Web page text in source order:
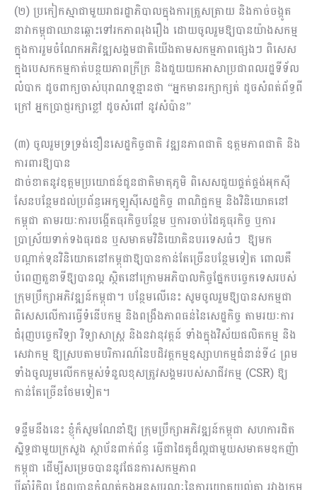
(២) ប្រកៀកស្មាជាមួយរាជរដ្ឋាភិបាលក្នុងការត្រួសត្រាយ និងកាច់ចង្កូត
នាវាកម្ពុជាឈានឆ្ពោះទៅរកភាពរុងរឿង ដោយចូលរួមឱ្យបានយ៉ាងសកម្ម
ក្នុងការរួមចំណែកអភិវឌ្ឍសង្គមជាតិយើងតាមសកម្ម​ភាព​ផ្សេងៗ ពិសេស
ក្នុងបេសកកម្មកាត់បន្ថយភាពក្រីក្រ និងជួយយកអាសាប្រជាពលរដ្ឋទីទ័ល
លំបាក ដូចពាក្យចាស់បុរាណទូន្មានថា “អ្នកមានរក្សាក្សត់ ដូចសំពត់ព័ទ្ធពី
ក្រៅ អ្នកប្រាជ្ញរក្សាខ្លៅ ដូចសំពៅ នូវសំប៉ាន”
(៣) ចូលរួមទ្រទ្រង់ខឿនសេដ្ឋកិច្ចជាតិ វឌ្ឍនភាពជាតិ ឧត្តមភាពជាតិ និង
ការពារឱ្យបាន
ដាច់ខាតនូវឧត្តមប្រយោជន៍ជូនជាតិមាតុភូមិ ពិសេសជួយផ្គត់ផ្គង់អុកស៊ី
សែនបន្ថែមដល់ប្រព័ន្ធអេកូឡូស៊ី​សេដ្ឋកិច្ច ពាណិជ្ជកម្ម និងវិនិយោគនៅ
កម្ពុជា តាមរយៈការបង្កើតធុរកិច្ចបន្ថែម ឬការចាប់ដៃគូធុរកិច្ច ឬការ
ប្រាស្រ័យ​ទាក់ទងធុរជន ឬសមាគមវិនិយោគិនបរទេសធំៗ ​ ឱ្យមក
បណ្តាក់ទុនវិនិយោគនៅកម្ពុជាឱ្យបានកាន់តែច្រើនបន្ថែមទៀត​ ពោលគឺ
បំពេញតួនាទីឱ្យបានល្អ ស្ថិតនៅក្រោមអភិបាលកិច្ចផ្នែកបច្ចេកទេសរបស់
ក្រុមប្រឹក្សា​អភិវឌ្ឍន៍​កម្ពុជា។ បន្ថែម​លើនេះ សូមចូលរួម​ឱ្យបាន​សកម្មជា​
ពិសេស​លើការធ្វើទំនើបកម្ម និងពង្រឹងភាពធន់នៃសេដ្ឋកិច្ច តាមរយៈការ​
ជំរុញ​​បច្ចេក​វិទ្យា វិទ្យាសាស្រ្ត និងនវានុវត្តន៍ ទាំងក្នុងវិស័យផលិតកម្ម និង
សេវាកម្ម ឱ្យស្របតាម​បរិការណ៍​នៃ​បដិវត្តកម្ម​ឧស្សាហកម្ម​ជំនាន់​ទី៤ ព្រម
ទាំងចូលរួមលើកកម្ពស់ទំនួលខុសត្រូវសង្គមរបស់សាជីវកម្ម (CSR) ឱ្យ
កាន់តែច្រើនថែមទៀត។
ទន្ទឹមនឹងនេះ ខ្ញុំក៏សូមណែនាំឱ្យ ក្រុមប្រឹក្សាអភិវឌ្ឍន៍កម្ពុជា សហការជិត
ស្និទ្ធជាមួយក្រសួង ស្ថាប័នពាក់ព័ន្ធ​ ធ្វើជាដៃគូដ៏ល្អជាមួយសមាគមឧកញ៉ា
កម្ពុជា ដើម្បីសម្រេចបាននូវផែនការ​សកម្មភាព​